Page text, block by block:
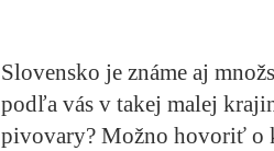
Slovensko je známe aj
podľa vás v takej malej
pivovary? Možno hovoriť o